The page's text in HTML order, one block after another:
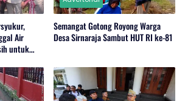
Air
untuk
Semangat Gotong Royong Warga
Desa Sirnaraja Sambut HUT RI ke-81